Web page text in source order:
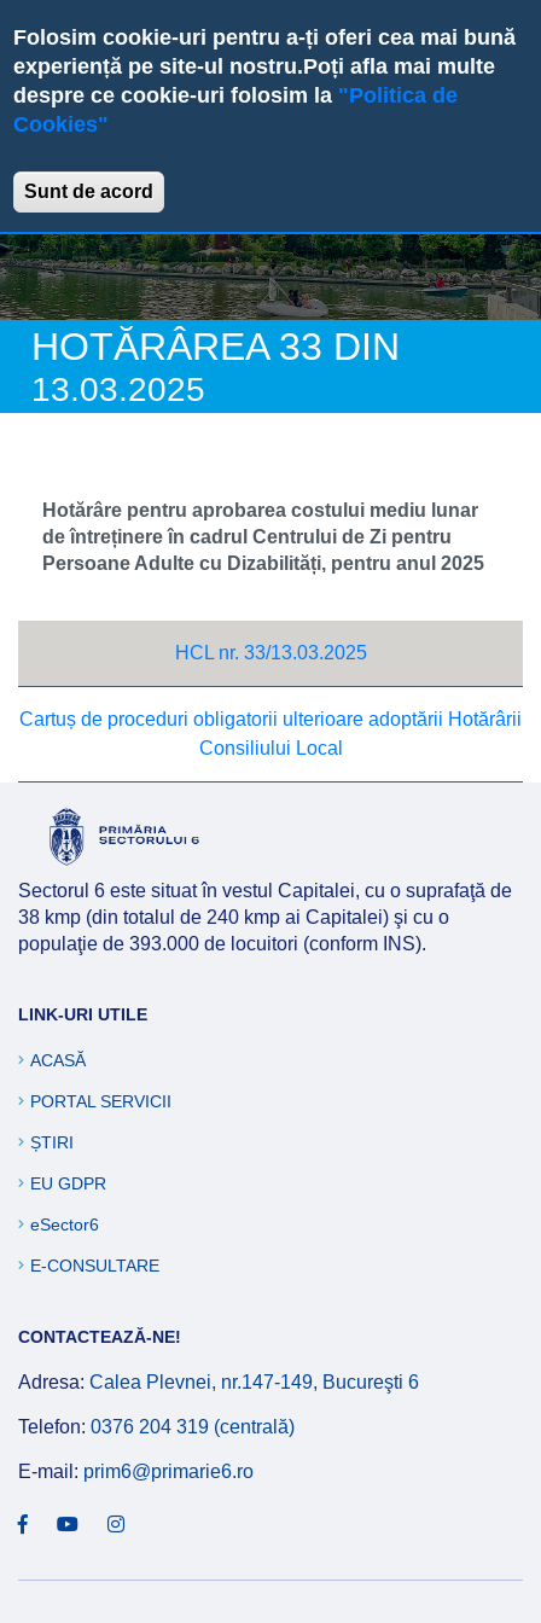
Folosim cookie-uri pentru a-ți oferi cea mai bună
experiență pe site-ul nostru.Poți afla mai multe
despre ce cookie-uri folosim la "Politica de
Cookies"
Sunt de acord
to
main
content
Primăria Sectorului 6
33
13.03.2025
Hotărâre pentru aprobarea costului mediu lunar
de întreținere în cadrul Centrului de Zi pentru
Persoane Adulte cu Dizabilități, pentru anul 2025
HCL nr. 33/13.03.2025
Cartuș de proceduri obligatorii ulterioare adoptării Hotărârii
Consiliului Local
Sectorul 6 este situat în vestul Capitalei, cu o suprafaţă de
38 kmp (din totalul de 240 kmp ai Capitalei) şi cu o
populaţie de 393.000 de locuitori (conform INS).
LINK-URI UTILE
ACASĂ
PORTAL SERVICII
ȘTIRI
EU GDPR
eSector6
E-CONSULTARE
CONTACTEAZĂ-NE!
Adresa: Calea Plevnei, nr.147-149, Bucureşti 6
Telefon: 0376 204 319 (centrală)
E-mail: prim6@primarie6.ro